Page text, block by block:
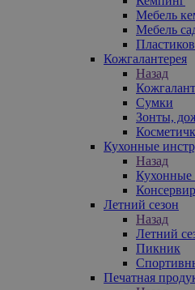
Мебель
Мебель
Кожгалантерея
Назад
Сумки
Зонты,
Кухонные
Назад
Кухонные
Летний сезон
Назад
Летний
Пикник
Печатная